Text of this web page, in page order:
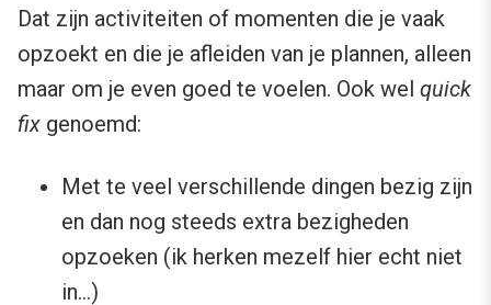
Dat zijn activiteiten of momenten die je vaak
opzoekt en die je afleiden van je plannen, alleen
maar om je even goed te voelen. Ook wel quick
fix genoemd:
Met te veel verschillende dingen bezig zijn
en dan nog steeds extra bezigheden
opzoeken (ik herken mezelf hier echt niet
in…)